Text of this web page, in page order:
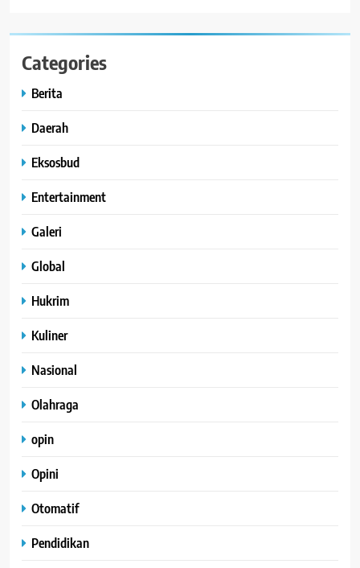
Categories
Berita
Daerah
Eksosbud
Entertainment
Galeri
Global
Hukrim
Kuliner
Nasional
Olahraga
opin
Opini
Otomatif
Pendidikan